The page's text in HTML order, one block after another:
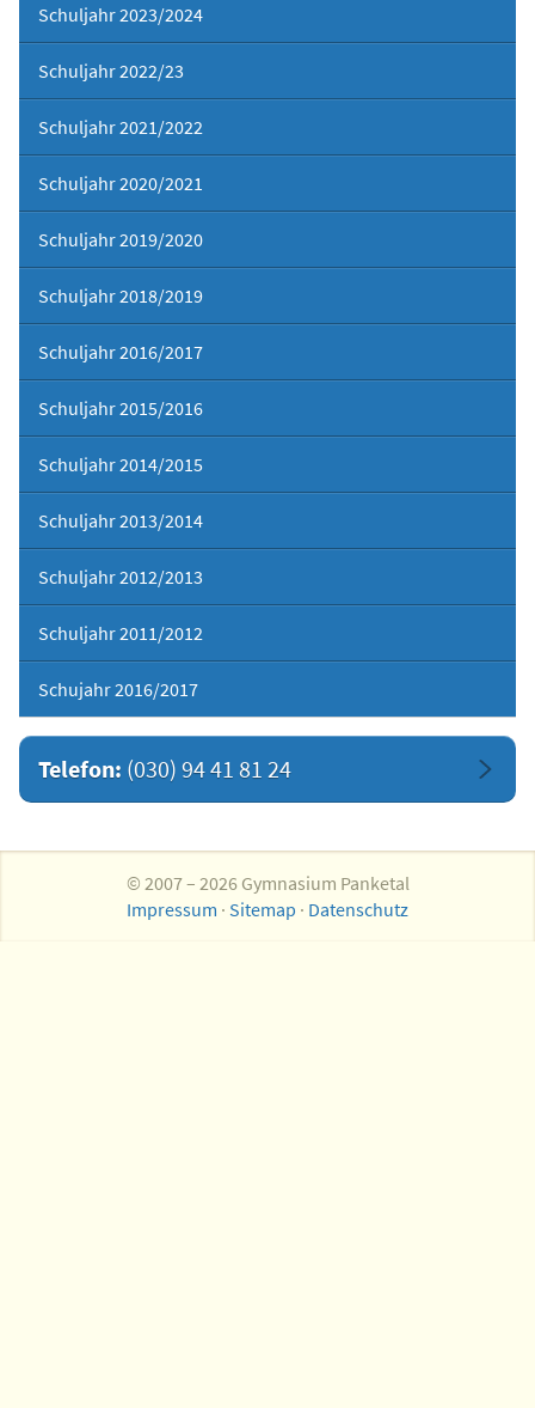
Schuljahr 2023/2024
Schuljahr 2022/23
Schuljahr 2021/2022
Schuljahr 2020/2021
Schuljahr 2019/2020
Schuljahr 2018/2019
Schuljahr 2016/2017
Schuljahr 2015/2016
Schuljahr 2014/2015
Schuljahr 2013/2014
Schuljahr 2012/2013
Schuljahr 2011/2012
Schujahr 2016/2017
Telefon: (030) 94 41 81 24
© 2007 – 2026 Gymnasium Panketal
Impressum · Sitemap · Datenschutz